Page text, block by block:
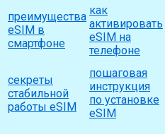
преимущества
eSIM в
смартфоне
как
активировать
eSIM на
телефоне
секреты
стабильной
работы eSIM
пошаговая
инструкция
по установке
eSIM